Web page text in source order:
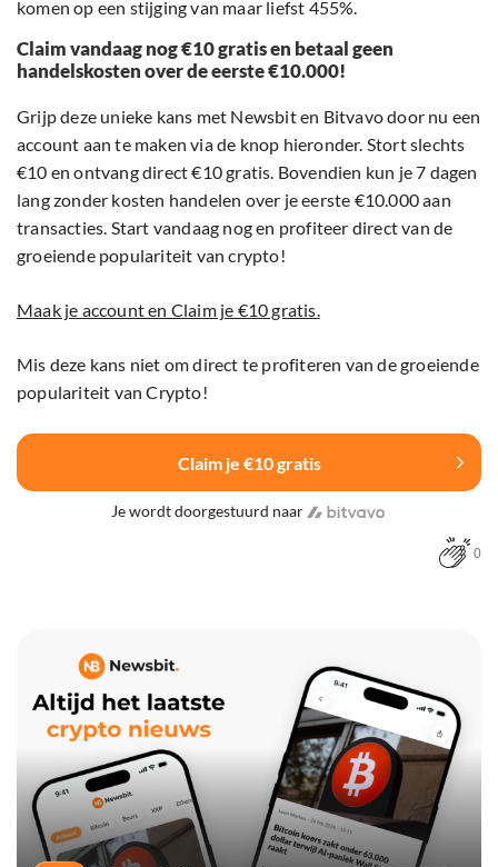
komen op een stijging van maar liefst 455%.
Claim vandaag nog €10 gratis en betaal geen
handelskosten over de eerste €10.000!
Grijp deze unieke kans met Newsbit en Bitvavo door nu een
account aan te maken via de knop hieronder. Stort slechts
€10 en ontvang direct €10 gratis. Bovendien kun je 7 dagen
lang zonder kosten handelen over je eerste €10.000 aan
transacties. Start vandaag nog en profiteer direct van de
groeiende populariteit van crypto!
Maak je account en Claim je €10 gratis.
Mis deze kans niet om direct te profiteren van de groeiende
populariteit van Crypto!
Claim je €10 gratis
Je wordt doorgestuurd naar
0